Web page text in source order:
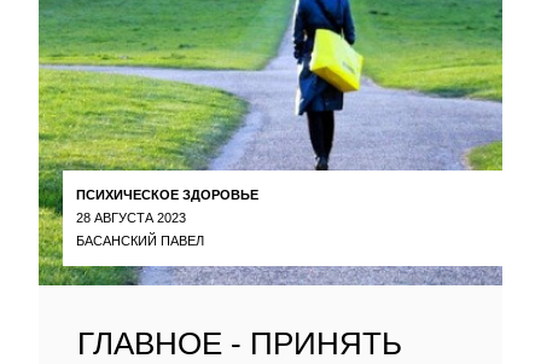
ПСИХИЧЕСКОЕ ЗДОРОВЬЕ
28 АВГУСТА 2023
БАСАНСКИЙ ПАВЕЛ
ГЛАВНОЕ - ПРИНЯТЬ